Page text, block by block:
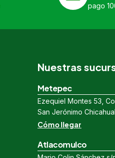
pago
Nuestras
Metepec
Ezequiel Montes 53,
San Jerónimo
Cómo llegar
Atlacomulco